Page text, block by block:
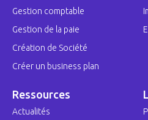
Gestion comptable
Gestion de la paie
Création de Société
Créer un business plan
Ressources
Actualités